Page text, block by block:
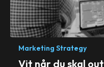
Marketing Strategy
Vit når du skal